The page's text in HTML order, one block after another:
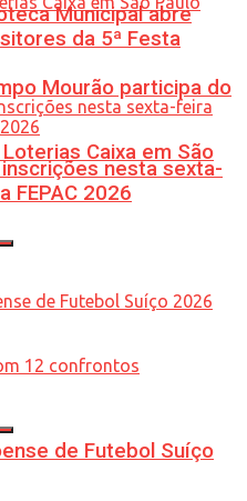
Mourão participa do
Caixa em São
de Futebol Suíço
Municipal abre
da 5ª Festa
nesta sexta-
FEPAC 2026